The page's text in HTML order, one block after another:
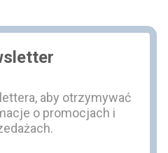
aby otrzymywać
o promocjach i